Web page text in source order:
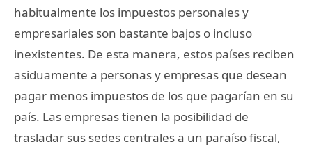
habitualmente los impuestos personales y
empresariales son bastante bajos o incluso
inexistentes. De esta manera, estos países reciben
asiduamente a personas y empresas que desean
pagar menos impuestos de los que pagarían en su
país. Las empresas tienen la posibilidad de
trasladar sus sedes centrales a un paraíso fiscal,